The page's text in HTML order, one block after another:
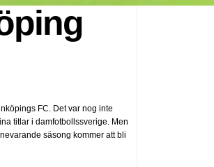
FC. Det var nog inte
titlar i damfotbollssverige. Men
säsong kommer att bli